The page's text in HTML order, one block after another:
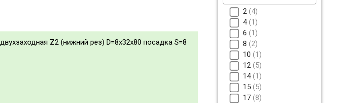
2 4
4 1
6 1
8 2
10 1
12 5
14 1
15 5
17 8
Z2 (нижний рез) D=8x32x80 посадка S=8